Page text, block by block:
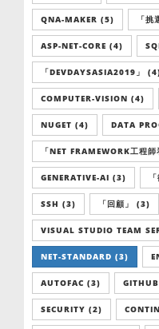
QNA-MAKER (5) 「
ASP-NET-CORE (4)
「DEVDAYSASIA2019」
COMPUTER-VISION (4)
NUGET (4) DATA
「NET FRAMEWORK工程
GENERATIVE-AI (3)
SSH (3) 「回顧」 (3)
VISUAL STUDIO TEAM
NET-STANDARD (3)
AUTOFAC (3)
SECURITY (2)